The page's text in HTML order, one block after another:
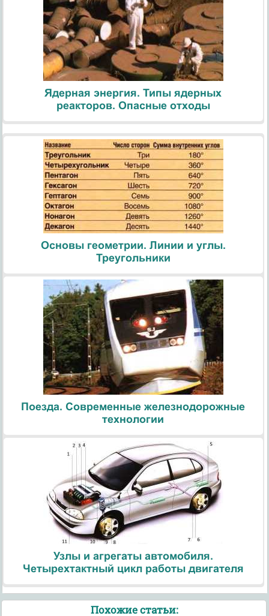
Ядерная энергия. Типы ядерных
реакторов. Опасные отходы
Основы геометрии. Линии и углы.
Треугольники
Поезда. Современные железнодорожные
технологии
Узлы и агрегаты автомобиля.
Четырехтактный цикл работы двигателя
Похожие статьи: